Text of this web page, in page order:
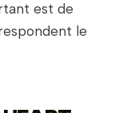
est de
le